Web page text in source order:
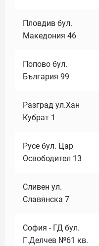
Пловдив бул.
Македония 46
Попово бул.
България 99
Разград ул.Хан
Кубрат 1
Русе бул. Цар
Освободител 13
Сливен ул.
Славянска 7
София - ГД бул.
Г.Делчев №61 кв.